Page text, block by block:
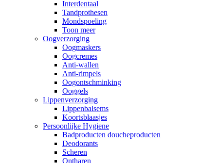
Interdentaal
Tandprothesen
Mondspoeling
Toon meer
Oogverzorging
Oogmaskers
Oogcremes
Anti-wallen
Anti-rimpels
Oogontschminking
Ooggels
Lippenverzorging
Lippenbalsems
Koortsblaasjes
Persoonlijke Hygiene
Badproducten doucheproducten
Deodorants
Scheren
Ontharen